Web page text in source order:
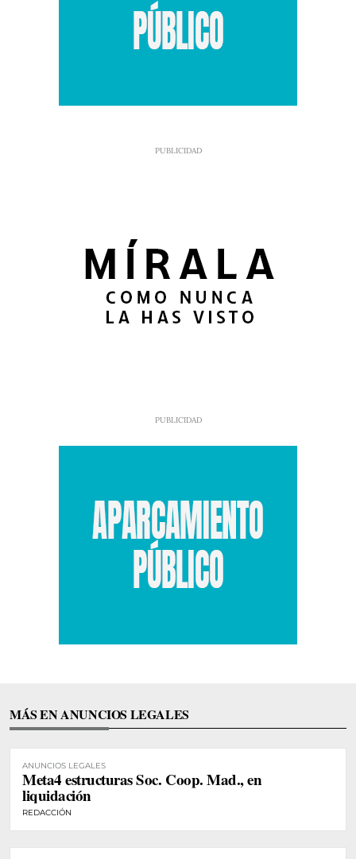
MÁS EN ANUNCIOS LEGALES
ANUNCIOS LEGALES
Meta4 estructuras Soc. Coop. Mad., en
liquidación
REDACCIÓN